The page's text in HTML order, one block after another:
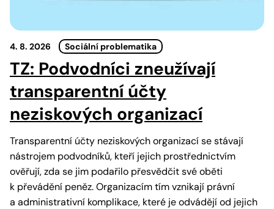
4. 8. 2026 Sociální problematika
TZ: Podvodníci zneužívají
transparentní účty
neziskových organizací
Transparentní účty neziskových organizací se stávají
nástrojem podvodníků, kteří jejich prostřednictvím
ověřují, zda se jim podařilo přesvědčit své oběti
k převádění peněz. Organizacím tím vznikají právní
a administrativní komplikace, které je odvádějí od jejich